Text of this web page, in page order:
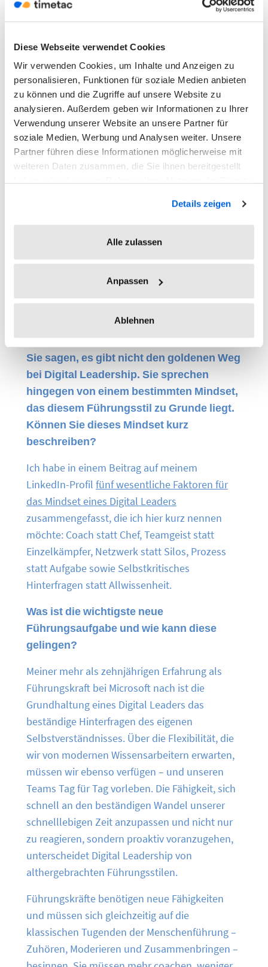
Diese Webseite verwendet Cookies
Wir verwenden Cookies, um Inhalte und Anzeigen zu
personalisieren, Funktionen für soziale Medien anbieten
zu können und die Zugriffe auf unsere Website zu
analysieren. Außerdem geben wir Informationen zu Ihrer
Verwendung unserer Website an unsere Partner für
soziale Medien, Werbung und Analysen weiter. Unsere
Partner führen diese Informationen möglicherweise mit
weiteren Daten zusammen, die Sie ihnen bereitgestellt
Details zeigen
Alle zulassen
Anpassen
Ablehnen
Unternehmen geben. Was bedeutet das für
allem -meinungen treten für das Wohl das
Gruppe, das Projektergebnis, in den
Hintergrund – auch die der Führungskraft.
Erfolg wird über Ziele gemessen, für welchen
Weg ein Team sich entscheidet, ist ihm selbst
überlassen. Gleichzeitig dürfen die Bedürfnisse
des Einzelnen aber nicht vernachlässigt
werden. Jedes Teammitglied muss sich als
Person wahrgenommen und wertgeschätzt
fühlen. Erst dann kann er oder sie im Team sein
Teamgefühl aufbauen. Die Mannschaft nach
vorn bringen. Sich selbst zurücknehmen.
Coachen statt kontrollieren. Freiräume
schaffen, um neue Wege zu ermöglichen. Wie
sagte der Musketier D’Artagnan so schön: Einer
Sie sagen, es gibt nicht den goldenen Weg
bei Digital Leadership. Sie sprechen
hingegen von einem bestimmten Mindset,
das diesem Führungsstil zu Grunde liegt.
Können Sie dieses Mindset kurz
beschreiben?
Ich habe in einem Beitrag auf meinem
LinkedIn-Profil fünf wesentliche Faktoren für
das Mindset eines Digital Leaders
zusammengefasst, die ich hier kurz nennen
möchte: Coach statt Chef, Teamgeist statt
Einzelkämpfer, Netzwerk statt Silos, Prozess
statt Aufgabe sowie Selbstkritisches
Hinterfragen statt Allwissenheit.
Was ist die wichtigste neue
Führungsaufgabe und wie kann diese
gelingen?
Meiner mehr als zehnjährigen Erfahrung als
Führungskraft bei Microsoft nach ist die
Grundhaltung eines Digital Leaders das
beständige Hinterfragen des eigenen
Selbstverständnisses. Über die Flexibilität, die
wir von modernen Wissensarbeitern erwarten,
müssen wir ebenso verfügen – und unseren
Teams Tag für Tag vorleben. Die Fähigkeit, sich
schnell an den beständigen Wandel unserer
schnelllebigen Zeit anzupassen und nicht nur
zu reagieren, sondern proaktiv voranzugehen,
unterscheidet Digital Leadership von
althergebrachten Führungsstilen.
Führungskräfte benötigen neue Fähigkeiten
und müssen sich gleichzeitig auf die
klassischen Tugenden der Menschenführung –
Zuhören, Moderieren und Zusammenbringen –